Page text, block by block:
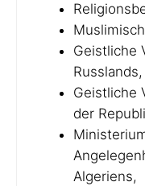
Geistliche
Russlands,
Geistliche
der
Algeriens,